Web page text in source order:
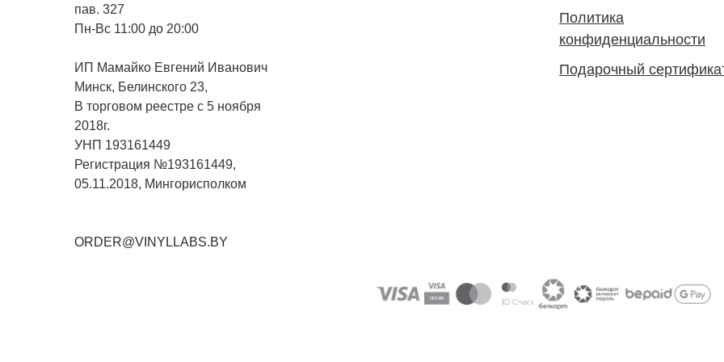
пав. 327
Пн-Вс 11:00 до 20:00
ИП Мамайко Евгений Иванович
Минск, Белинского 23,
В торговом реестре с 5 ноября
2018г.
УНП 193161449
Регистрация №193161449,
05.11.2018, Мингорисполком
ORDER@VINYLLABS.BY
Политика
конфиденциальности
Подарочный